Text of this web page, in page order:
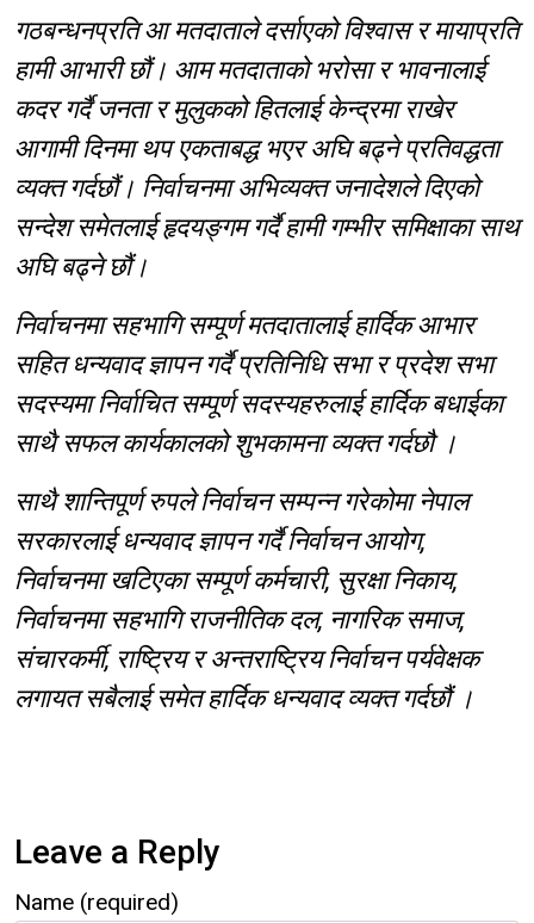
गठबन्धनप्रति आ मतदाताले दर्साएको विश्वास र मायाप्रति
हामी आभारी छौं। आम मतदाताको भरोसा र भावनालाई
कदर गर्दै जनता र मुलुकको हितलाई केन्द्रमा राखेर
आगामी दिनमा थप एकताबद्ध भएर अघि बढ्ने प्रतिवद्धता
व्यक्त गर्दछौं। निर्वाचनमा अभिव्यक्त जनादेशले दिएको
सन्देश समेतलाई हृदयङ्गम गर्दै हामी गम्भीर समिक्षाका साथ
अघि बढ्ने छौं।
निर्वाचनमा सहभागि सम्पूर्ण मतदातालाई हार्दिक आभार
सहित धन्यवाद ज्ञापन गर्दै प्रतिनिधि सभा र प्रदेश सभा
सदस्यमा निर्वाचित सम्पूर्ण सदस्यहरुलाई हार्दिक बधाईका
साथै सफल कार्यकालको शुभकामना व्यक्त गर्दछौ ।
साथै शान्तिपूर्ण रुपले निर्वाचन सम्पन्न गरेकोमा नेपाल
सरकारलाई धन्यवाद ज्ञापन गर्दै निर्वाचन आयोग,
निर्वाचनमा खटिएका सम्पूर्ण कर्मचारी, सुरक्षा निकाय,
निर्वाचनमा सहभागि राजनीतिक दल, नागरिक समाज,
संचारकर्मी, राष्ट्रिय र अन्तराष्ट्रिय निर्वाचन पर्यवेक्षक
लगायत सबैलाई समेत हार्दिक धन्यवाद व्यक्त गर्दछौं ।
Leave a Reply
Name (required)